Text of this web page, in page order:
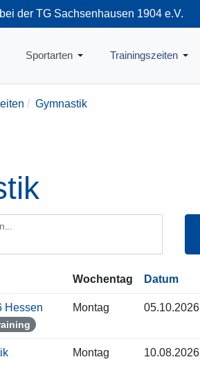
der TG Sachsenhausen 1904 e.V.
+49-69-66374712
Sportarten Trainingszeiten
Gymnastik
Wochentag Datum
Hessen Montag 05.10.2026
Montag 10.08.2026